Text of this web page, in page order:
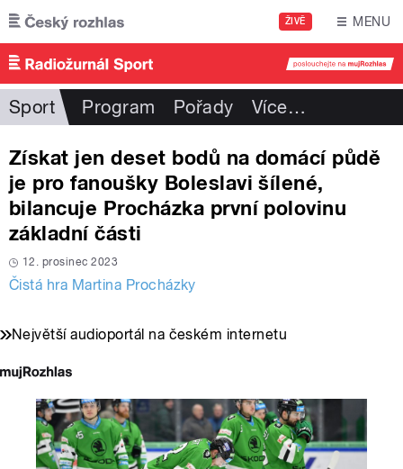
Přejít k hlavnímu obsahu
ŽIVĚ MENU
Sport Program Pořady Více…
Získat jen deset bodů na domácí půdě
je pro fanoušky Boleslavi šílené,
bilancuje Procházka první polovinu
základní části
12. prosinec 2023
Čistá hra Martina Procházky
Největší audioportál na českém internetu